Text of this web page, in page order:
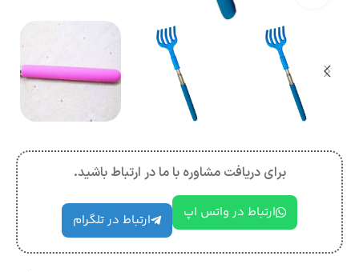
برای دریافت مشاوره با ما در ارتباط باشید.
ارتباط در واتس اپ ارتباط در تلگرام